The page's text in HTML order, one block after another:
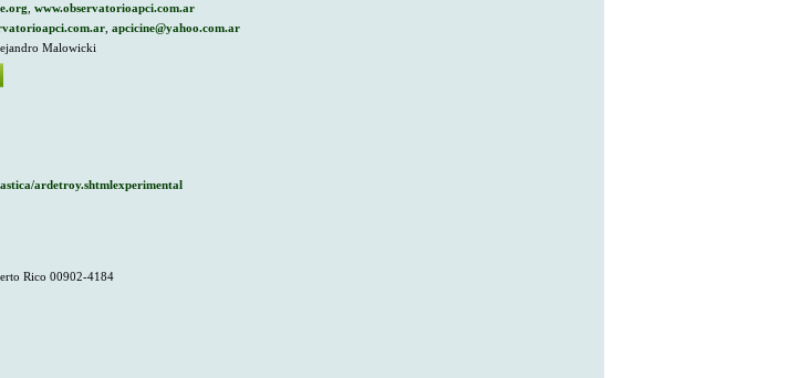
www.observatorioapci.com.ar
apcicine@yahoo.com.ar
Malowicki
ardetroy.shtmlexperimental
Rico 00902-4184